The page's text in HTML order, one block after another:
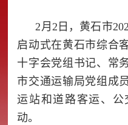
2月2日，黄石市
启动式在黄石市综合
十字会党组书记、常
市交通运输局党组成
运站和道路客运、
动。